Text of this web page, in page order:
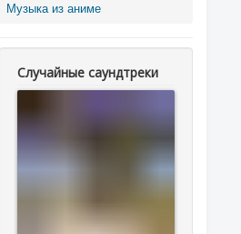
Музыка из аниме
Случайные саундтреки